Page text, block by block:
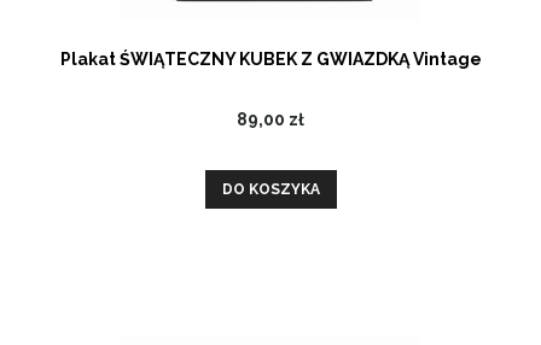
Plakat ŚWIĄTECZNY KUBEK Z GWIAZDKĄ Vintage
89,00 zł
DO KOSZYKA